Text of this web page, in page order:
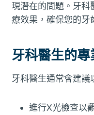
現潛在的問題。牙科
療效果，確保您的牙
牙科醫生的專
牙科醫生通常會建議
進行X光檢查以